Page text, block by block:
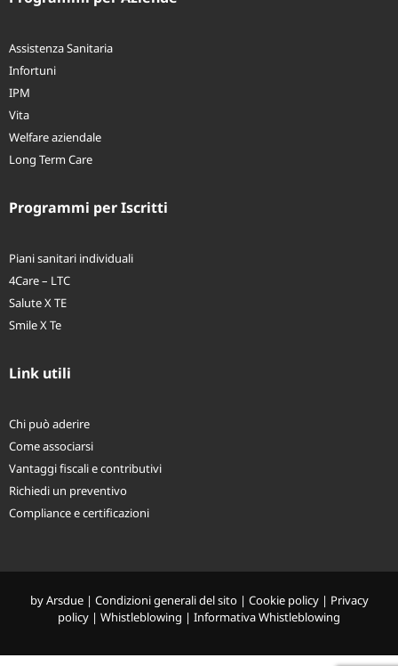
Programmi per Aziende
Assistenza Sanitaria
Infortuni
IPM
Vita
Welfare aziendale
Programmi per Iscritti
Piani sanitari individuali
4Care – LTC
Salute X TE
Chi può aderire
Come associarsi
Vantaggi fiscali e contributivi
Richiedi un preventivo
Arsdue|Condizioni generali del sito|Cookie policy|Privacy